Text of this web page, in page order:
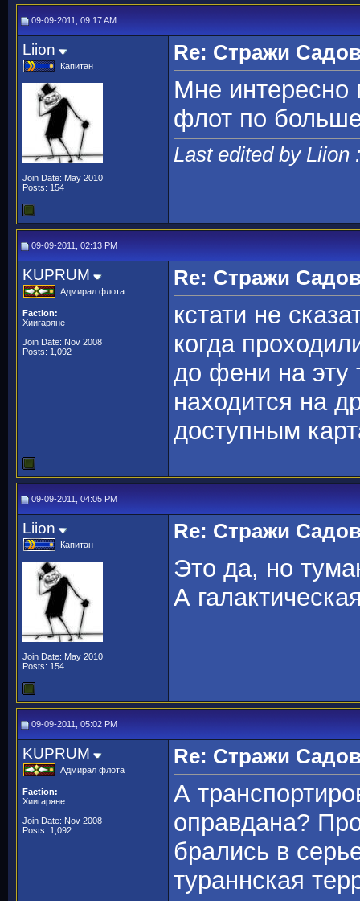
09-09-2011, 09:17 AM
Liion
Капитан
Join Date: May 2010
Posts: 154
Re: Стражи
Мне интересно
флот по
Last edited by Liion
09-09-2011, 02:13 PM
KUPRUM
Адмирал флота
Faction:
Хиигаряне
Join Date: Nov 2008
Posts: 1,092
Re: Стражи
кстати не
когда
до фени на эту
находится на
доступным
09-09-2011, 04:05 PM
Liion
Капитан
Join Date: May 2010
Posts: 154
Re: Стражи
Это да, но
А
09-09-2011, 05:02 PM
KUPRUM
Адмирал флота
Faction:
Хиигаряне
Join Date: Nov 2008
Posts: 1,092
Re: Стражи
А
оправдана?
брались в
тураннская